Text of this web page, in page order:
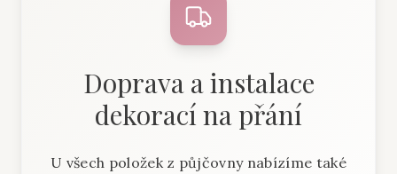
Doprava a instalace
dekorací na přání
U všech položek z půjčovny nabízíme také